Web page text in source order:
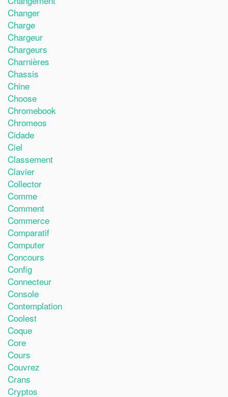
Changer
Charge
Chargeur
Chargeurs
Charnières
Chassis
Chine
Choose
Chromebook
Chromeos
Cidade
Ciel
Classement
Clavier
Collector
Comme
Comment
Commerce
Comparatif
Computer
Concours
Config
Connecteur
Console
Contemplation
Coolest
Coque
Core
Cours
Couvrez
Crans
Cryptos